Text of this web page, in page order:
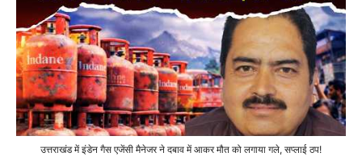
उत्तराखंड में इंडेन गैस एजेंसी मैनेजर ने दबाव में आकर मौत को लगाया गले, सप्लाई ठप!